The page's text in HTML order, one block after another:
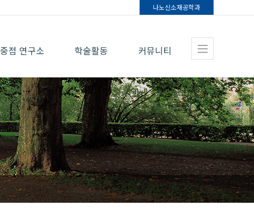
나노신소재공학과
중점 연구소 학술활동 커뮤니티